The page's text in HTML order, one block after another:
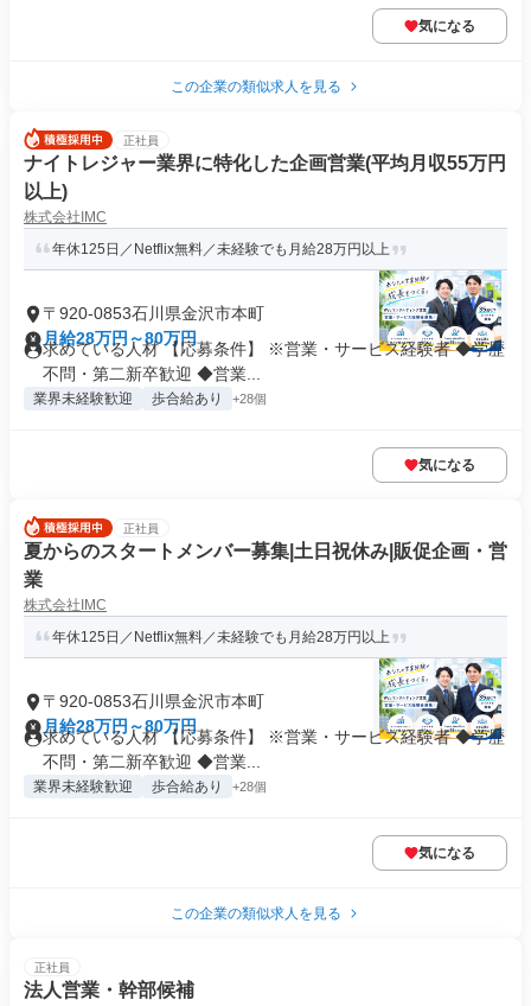
気になる
この企業の類似求人を見る
正社員
ナイトレジャー業界に特化した企画営業(平均月収55万円
以上)
株式会社IMC
年休125日／Netflix無料／未経験でも月給28万円以上
〒920-0853石川県金沢市本町
月給28万円～80万円
求めている人材 【応募条件】 ※営業・サービス経験者 ◆学歴
不問・第二新卒歓迎 ◆営業...
業界未経験歓迎 歩合給あり +28個
気になる
正社員
夏からのスタートメンバー募集|土日祝休み|販促企画・営
業
株式会社IMC
年休125日／Netflix無料／未経験でも月給28万円以上
〒920-0853石川県金沢市本町
月給28万円～80万円
求めている人材 【応募条件】 ※営業・サービス経験者 ◆学歴
不問・第二新卒歓迎 ◆営業...
業界未経験歓迎 歩合給あり +28個
気になる
この企業の類似求人を見る
正社員
法人営業・幹部候補